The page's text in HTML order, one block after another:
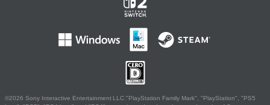
©2026 Sony Interactive Entertainment LLC."PlayStation Family Mark", "PlayStation", "PS5